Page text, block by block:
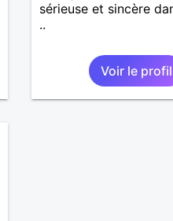
sérieuse et sincère
..
Voir le profil